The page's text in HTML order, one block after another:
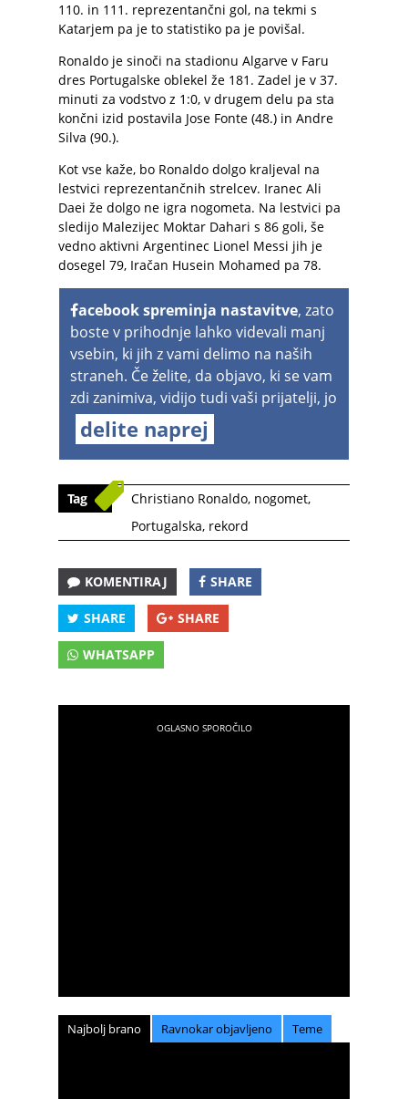
110. in 111. reprezentančni gol, na tekmi s
Katarjem pa je to statistiko pa je povišal.
Ronaldo je sinoči na stadionu Algarve v Faru
dres Portugalske oblekel že 181. Zadel je v 37.
minuti za vodstvo z 1:0, v drugem delu pa sta
končni izid postavila Jose Fonte (48.) in Andre
Silva (90.).
Kot vse kaže, bo Ronaldo dolgo kraljeval na
lestvici reprezentančnih strelcev. Iranec Ali
Daei že dolgo ne igra nogometa. Na lestvici pa
sledijo Malezijec Moktar Dahari s 86 goli, še
vedno aktivni Argentinec Lionel Messi jih je
dosegel 79, Iračan Husein Mohamed pa 78.
acebook spreminja nastavitve, zato
boste v prihodnje lahko videvali manj
vsebin, ki jih z vami delimo na naših
straneh. Če želite, da objavo, ki se vam
zdi zanimiva, vidijo tudi vaši prijatelji, jo
delite naprej
Tag Christiano Ronaldo, nogomet,
Portugalska, rekord
KOMENTIRAJ SHARE
SHARE SHARE
WHATSAPP
Najbolj brano Ravnokar objavljeno Teme